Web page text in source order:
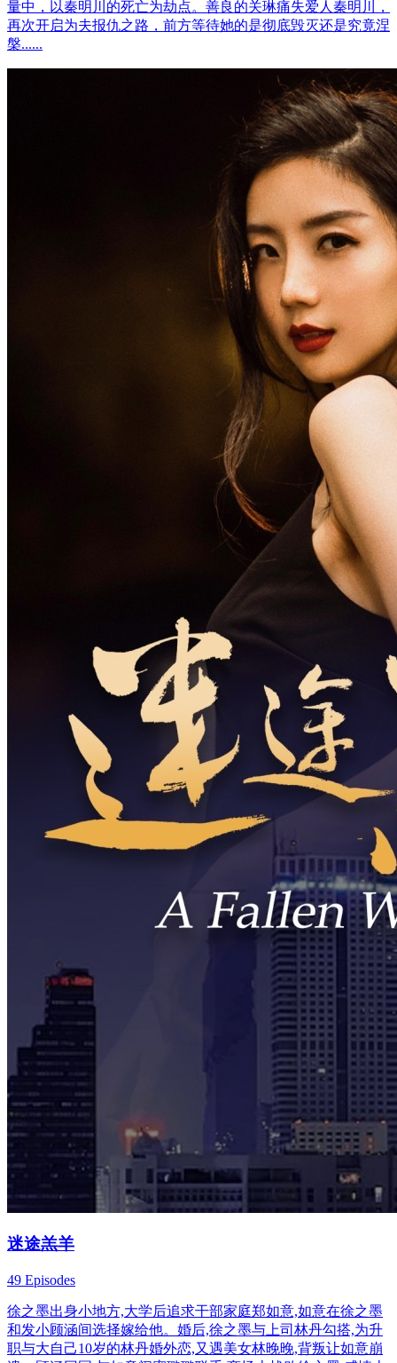
量中，以秦明川的死亡为劫点。善良的关琳痛失爱人秦明川，
再次开启为夫报仇之路，前方等待她的是彻底毁灭还是究竟涅
槃......
迷途羔羊
49 Episodes
徐之墨出身小地方,大学后追求干部家庭郑如意,如意在徐之墨
和发小顾涵间选择嫁给他。婚后,徐之墨与上司林丹勾搭,为升
职与大自己10岁的林丹婚外恋,又遇美女林晚晚,背叛让如意崩